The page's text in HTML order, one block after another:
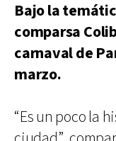
Bajo la
comparsa
carnaval de
marzo.
“Es un poco la